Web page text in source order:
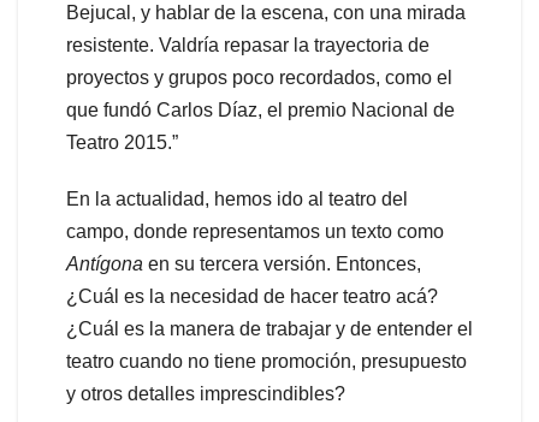
Bejucal, y hablar de la escena, con una mirada
resistente. Valdría repasar la trayectoria de
proyectos y grupos poco recordados, como el
que fundó Carlos Díaz, el premio Nacional de
Teatro 2015.”
En la actualidad, hemos ido al teatro del
campo, donde representamos un texto como
Antígona en su tercera versión. Entonces,
¿Cuál es la necesidad de hacer teatro acá?
¿Cuál es la manera de trabajar y de entender el
teatro cuando no tiene promoción, presupuesto
y otros detalles imprescindibles?